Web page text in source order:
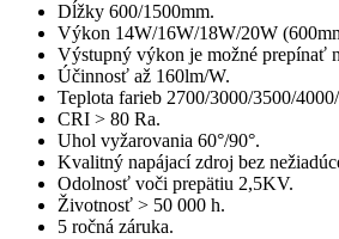
Dĺžky 600/1500mm.
Výkon 14W/16W/18W/20W
Výstupný výkon je možné prepínať
Účinnosť až 160lm/W.
Teplota farieb 2700/3000/3500/
CRI > 80 Ra.
Uhol vyžarovania 60°/90°.
Kvalitný napájací zdroj bez
Odolnosť voči prepätiu 2,5KV.
Životnosť > 50 000 h.
5 ročná záruka.